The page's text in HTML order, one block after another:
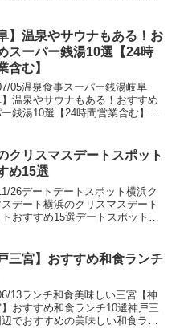
ざる魅力をお伝えします。VOKKA
4...
】温泉やサウナもある！お
スーパー銭湯10選【24時
含む】
05温泉食事スーパー銭湯岐阜
】温泉やサウナもある！おすすめ
銭湯10選【24時間営業含む】世
阜県。下呂温泉や奥飛騨温泉郷
も豊富...
クリスマスデートスポット
め15選
26デートデートスポット横浜ク
スデート横浜のクリスマスデート
おすすめ15選デートスポットの
ションスポットや夜景が美しい場
が多...
三宮】おすすめ和食ランチ
13ランチ和食美味しい三宮【神
】おすすめ和食ランチ10選神戸三
でおすすめの美味しい和食ラン